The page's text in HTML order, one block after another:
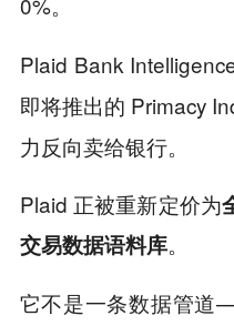
Plaid Bank
即将推出的 Primacy
力反向卖给银行。
Plaid 正被重新定价为
交易数据语料库。
它不是一条数据管